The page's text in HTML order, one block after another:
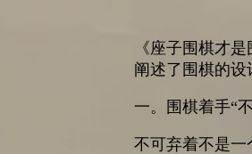
《座子围棋才
阐述了围棋的设
一。围棋着手“
不可弃着不是一